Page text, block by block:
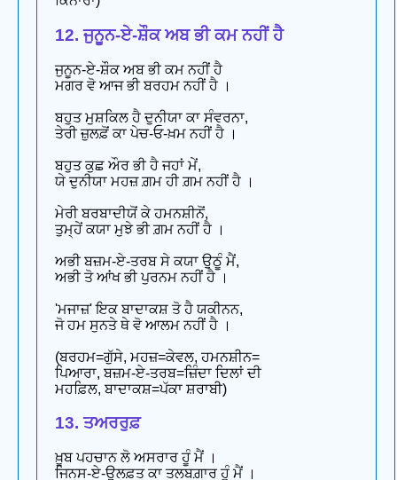
12. ਜੁਨੂਨ-ਏ-ਸ਼ੌਕ ਅਬ ਭੀ ਕਮ ਨਹੀਂ ਹੈ
ਜੁਨੂਨ-ਏ-ਸ਼ੌਕ ਅਬ ਭੀ ਕਮ ਨਹੀਂ ਹੈ
ਮਗਰ ਵੋ ਆਜ ਭੀ ਬਰਹਮ ਨਹੀਂ ਹੈ ।
ਬਹੁਤ ਮੁਸ਼ਕਿਲ ਹੈ ਦੁਨੀਯਾ ਕਾ ਸੰਵਰਨਾ,
ਤੇਰੀ ਜ਼ੁਲਫ਼ੋਂ ਕਾ ਪੇਚ-ਓ-ਖ਼ਮ ਨਹੀਂ ਹੈ ।
ਬਹੁਤ ਕੁਛ ਔਰ ਭੀ ਹੈ ਜਹਾਂ ਮੇਂ,
ਯੇ ਦੁਨੀਯਾ ਮਹਜ਼ ਗ਼ਮ ਹੀ ਗ਼ਮ ਨਹੀਂ ਹੈ ।
ਮੇਰੀ ਬਰਬਾਦੀਯੋਂ ਕੇ ਹਮਨਸ਼ੀਨੋਂ,
ਤੁਮ੍ਹੇਂ ਕਯਾ ਮੁਝੇ ਭੀ ਗ਼ਮ ਨਹੀਂ ਹੈ ।
ਅਭੀ ਬਜ਼ਮ-ਏ-ਤਰਬ ਸੇ ਕਯਾ ਉਠੂੰ ਮੈਂ,
ਅਭੀ ਤੋ ਆਂਖ ਭੀ ਪੁਰਨਮ ਨਹੀਂ ਹੈ ।
'ਮਜਾਜ਼' ਇਕ ਬਾਦਾਕਸ਼ ਤੋ ਹੈ ਯਕੀਨਨ,
ਜੋ ਹਮ ਸੁਨਤੇ ਥੇ ਵੋ ਆਲਮ ਨਹੀਂ ਹੈ ।
(ਬਰਹਮ=ਗੁੱਸੇ, ਮਹਜ਼=ਕੇਵਲ, ਹਮਨਸ਼ੀਨ=
ਪਿਆਰਾ, ਬਜ਼ਮ-ਏ-ਤਰਬ=ਜ਼ਿੰਦਾ ਦਿਲਾਂ ਦੀ
ਮਹਫ਼ਿਲ, ਬਾਦਾਕਸ਼=ਪੱਕਾ ਸ਼ਰਾਬੀ)
13. ਤਅਰਰੁਫ਼
ਖ਼ੂਬ ਪਹਚਾਨ ਲੋ ਅਸਰਾਰ ਹੂੰ ਮੈਂ ।
ਜਿਨਸ-ਏ-ਉਲਫ਼ਤ ਕਾ ਤਲਬਗ਼ਾਰ ਹੂੰ ਮੈਂ ।